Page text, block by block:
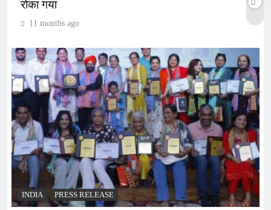
रोका गया
11 months ago
INDIA PRESS RELEASE